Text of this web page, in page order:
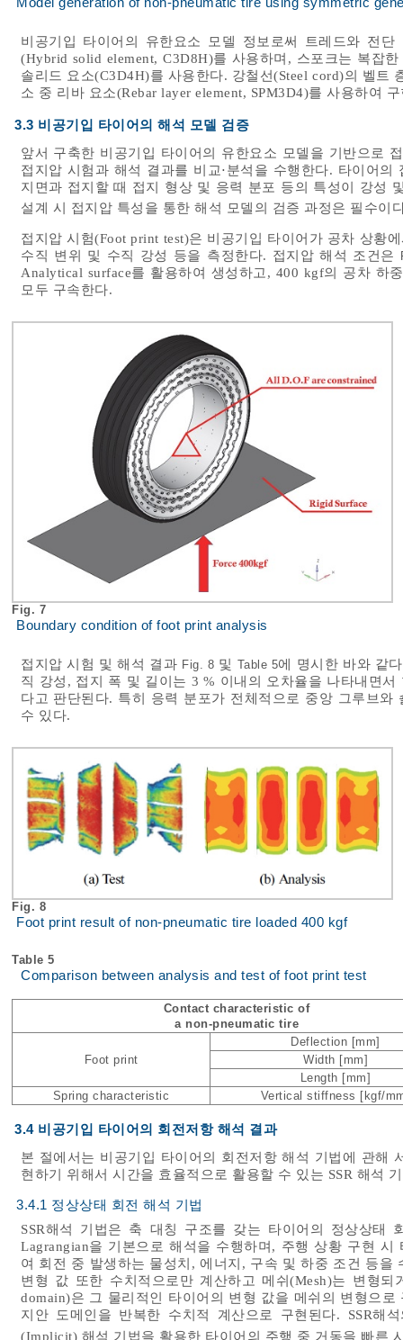
비공기입 타이어의 유한요소 모델 정보로써 트레드와 전
(Hybrid solid element, C3D8H)를 사용하며, 스포크는 복잡
솔리드 요소(C3D4H)를 사용한다. 강철선(Steel cord)의 벨트
소 중 리바 요소(Rebar layer element, SPM3D4)를 사용하여
3.3 비공기입 타이어의 해석 모델 검증
앞서 구축한 비공기입 타이어의 유한요소 모델을 기반으로
접지압 시험과 해석 결과를 비교⋅분석을 수행한다. 타이어
지면과 접지할 때 접지 형상 및 응력 분포 등의 특성이 강성
설계 시 접지압 특성을 통한 해석 모델의 검증 과정은 필수이
접지압 시험(Foot print test)은 비공기입 타이어가 공차 상황
수직 변위 및 수직 강성 등을 측정한다. 접지압 해석 조건은
Analytical surface를 활용하여 생성하고, 400 kgf의 공차 하
모두 구속한다.
Fig. 7
Boundary condition of foot print analysis
접지압 시험 및 해석 결과 Fig. 8 및 Table 5에 명시한 바와 같
직 강성, 접지 폭 및 길이는 3 % 이내의 오차율을 나타내면
다고 판단된다. 특히 응력 분포가 전체적으로 중앙 그루브
수 있다.
Fig. 8
Foot print result of non-pneumatic tire loaded 400 kgf
Table 5
Comparison between analysis and test of foot print test
Contact characteristic of
a non-pneumatic tire
Foot print
Deflection [mm]
Width [mm]
Length [mm]
Spring characteristic
Vertical stiffness [kgf/
3.4 비공기입 타이어의 회전저항 해석 결과
본 절에서는 비공기입 타이어의 회전저항 해석 기법에 관해
현하기 위해서 시간을 효율적으로 활용할 수 있는 SSR 해석
3.4.1 정상상태 회전 해석 기법
SSR해석 기법은 축 대칭 구조를 갖는 타이어의 정상상태
Lagrangian을 기본으로 해석을 수행하며, 주행 상황 구현
여 회전 중 발생하는 물성치, 에너지, 구속 및 하중 조건 등
변형 값 또한 수치적으로만 계산하고 메쉬(Mesh)는 변형
domain)은 그 물리적인 타이어의 변형 값을 메쉬의 변형으
지안 도메인을 반복한 수치적 계산으로 구현된다. SSR해
(Implicit) 해석 기법을 활용한 타이어의 주행 중 거동을 빠른